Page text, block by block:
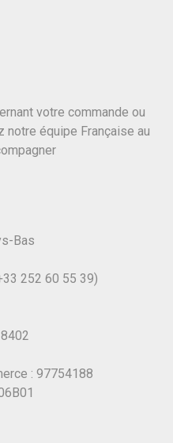
votre commande ou
notre équipe Française au
Bas
252 60 55 39)
: 97754188